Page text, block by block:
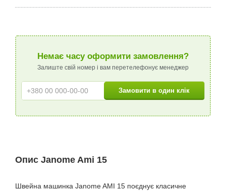
Немає часу оформити замовлення?
Залиште свій номер і вам перетелефонує менеджер
Опис Janome Ami 15
Швейна машинка Janome AMI 15 поєднує класичне